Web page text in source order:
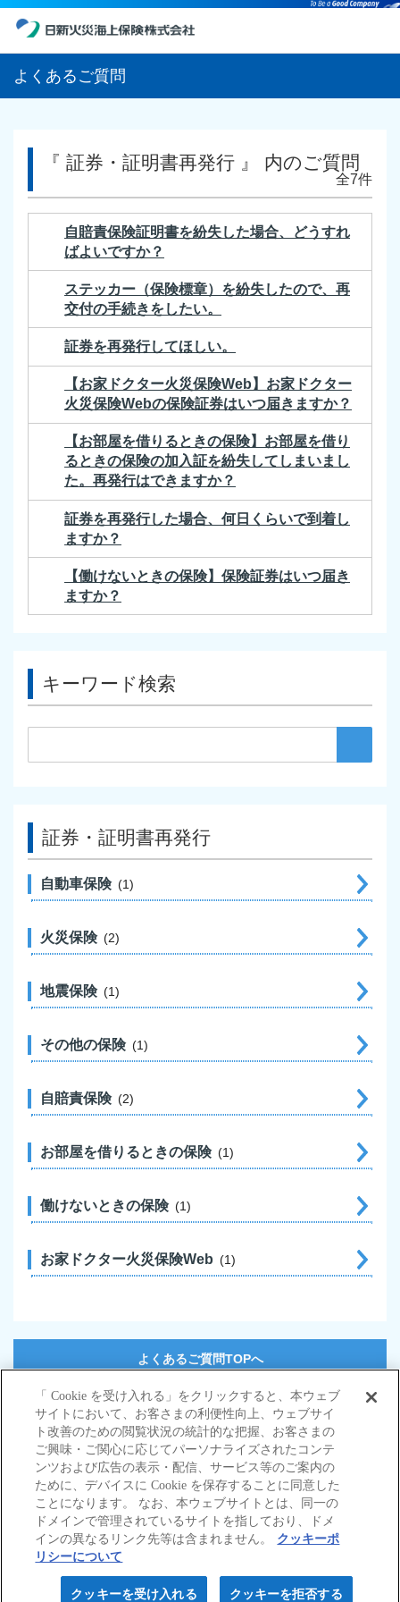
よくあるご質問
『 証券・証明書再発行 』 内のご質問
全7件
自賠責保険証明書を紛失した場合、どうすれ
ばよいですか？
ステッカー（保険標章）を紛失したので、再
交付の手続きをしたい。
証券を再発行してほしい。
【お家ドクター火災保険Web】お家ドクター
火災保険Webの保険証券はいつ届きますか？
【お部屋を借りるときの保険】お部屋を借り
るときの保険の加入証を紛失してしまいまし
た。再発行はできますか？
証券を再発行した場合、何日くらいで到着し
ますか？
【働けないときの保険】保険証券はいつ届き
ますか？
キーワード検索
証券・証明書再発行
自動車保険 1
火災保険 2
地震保険 1
その他の保険 1
自賠責保険 2
お部屋を借りるときの保険 1
働けないときの保険 1
お家ドクター火災保険Web 1
よくあるご質問TOPへ
サイトマップ
当サイトのご利用にあたって
勧誘方針
個人情報の取扱いについて
© Nisshin Fire & Marine Insurance Co.,Ltd.
All Rights Reserved.
「 Cookie を受け入れる」をクリックすると、本ウェブ
サイトにおいて、お客さまの利便性向上、ウェブサイ
ト改善のための閲覧状況の統計的な把握、お客さまの
ご興味・ご関心に応じてパーソナライズされたコンテ
ンツおよび広告の表示・配信、サービス等のご案内の
ために、デバイスに Cookie を保存することに同意した
ことになります。 なお、本ウェブサイトとは、同一の
ドメインで管理されているサイトを指しており、ドメ
インの異なるリンク先等は含まれません。
クッキーポ
リシーについて
クッキーを拒否する
クッキーを受け入れる